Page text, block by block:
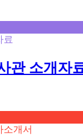
료
관 소개자
소개서